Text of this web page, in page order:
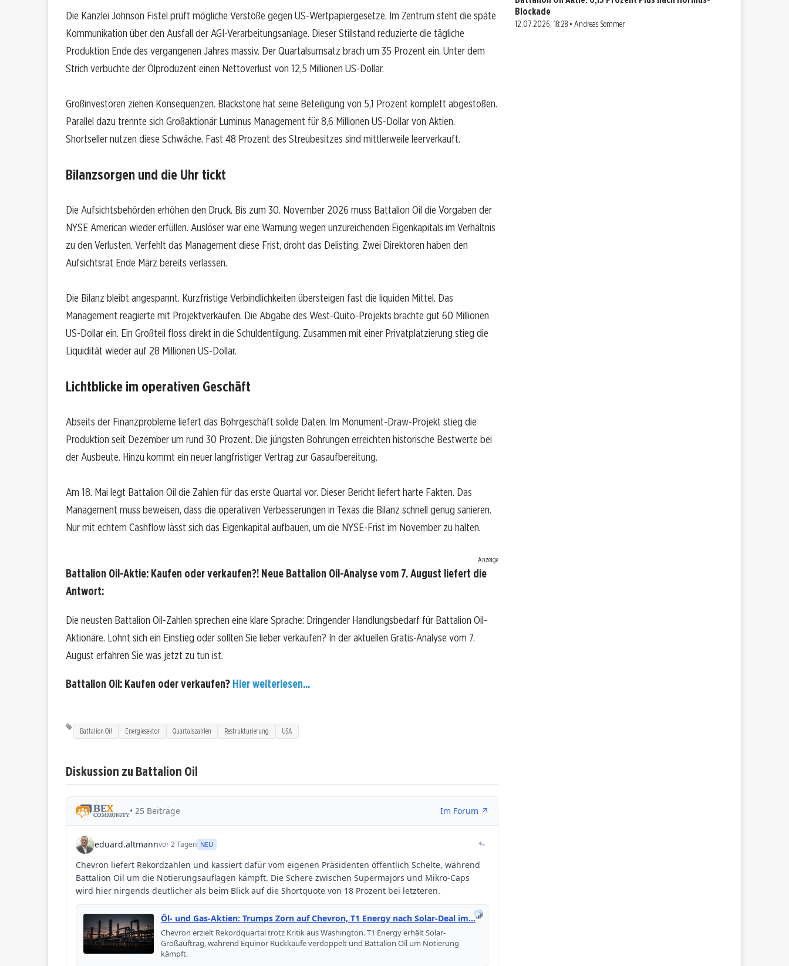
Die Kanzlei Johnson Fistel prüft mögliche Verstöße gegen US-Wertpapiergesetze. Im Zentrum steht die späte
Kommunikation über den Ausfall der AGI-Verarbeitungsanlage. Dieser Stillstand reduzierte die tägliche
Produktion Ende des vergangenen Jahres massiv. Der Quartalsumsatz brach um 35 Prozent ein. Unter dem
Strich verbuchte der Ölproduzent einen Nettoverlust von 12,5 Millionen US-Dollar.
Großinvestoren ziehen Konsequenzen. Blackstone hat seine Beteiligung von 5,1 Prozent komplett abgestoßen.
Parallel dazu trennte sich Großaktionär Luminus Management für 8,6 Millionen US-Dollar von Aktien.
Shortseller nutzen diese Schwäche. Fast 48 Prozent des Streubesitzes sind mittlerweile leerverkauft.
Bilanzsorgen und die Uhr tickt
Die Aufsichtsbehörden erhöhen den Druck. Bis zum 30. November 2026 muss Battalion Oil die Vorgaben der
NYSE American wieder erfüllen. Auslöser war eine Warnung wegen unzureichenden Eigenkapitals im Verhältnis
zu den Verlusten. Verfehlt das Management diese Frist, droht das Delisting. Zwei Direktoren haben den
Aufsichtsrat Ende März bereits verlassen.
Die Bilanz bleibt angespannt. Kurzfristige Verbindlichkeiten übersteigen fast die liquiden Mittel. Das
Management reagierte mit Projektverkäufen. Die Abgabe des West-Quito-Projekts brachte gut 60 Millionen
US-Dollar ein. Ein Großteil floss direkt in die Schuldentilgung. Zusammen mit einer Privatplatzierung stieg die
Liquidität wieder auf 28 Millionen US-Dollar.
Lichtblicke im operativen Geschäft
Abseits der Finanzprobleme liefert das Bohrgeschäft solide Daten. Im Monument-Draw-Projekt stieg die
Produktion seit Dezember um rund 30 Prozent. Die jüngsten Bohrungen erreichten historische Bestwerte bei
der Ausbeute. Hinzu kommt ein neuer langfristiger Vertrag zur Gasaufbereitung.
Am 18. Mai legt Battalion Oil die Zahlen für das erste Quartal vor. Dieser Bericht liefert harte Fakten. Das
Management muss beweisen, dass die operativen Verbesserungen in Texas die Bilanz schnell genug sanieren.
Nur mit echtem Cashflow lässt sich das Eigenkapital aufbauen, um die NYSE-Frist im November zu halten.
Anzeige
Battalion Oil-Aktie: Kaufen oder verkaufen?! Neue Battalion Oil-Analyse vom 7. August liefert die
Antwort:
Die neusten Battalion Oil-Zahlen sprechen eine klare Sprache: Dringender Handlungsbedarf für Battalion Oil-
Aktionäre. Lohnt sich ein Einstieg oder sollten Sie lieber verkaufen? In der aktuellen Gratis-Analyse vom 7.
August erfahren Sie was jetzt zu tun ist.
Battalion Oil: Kaufen oder verkaufen? Hier weiterlesen...
Battalion Oil Energiesektor Quartalszahlen Restrukturierung USA
Diskussion zu Battalion Oil
Blockade
12.07.2026, 18:28 • Andreas Sommer